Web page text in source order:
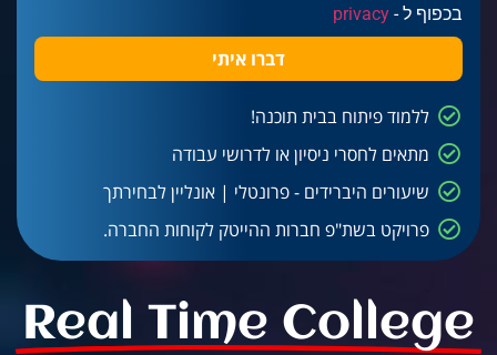
בכפוף ל - privacy
דברו איתי
ללמוד פיתוח בבית תוכנה!
מתאים לחסרי ניסיון או לדרושי עבודה
שיעורים היברידים - פרונטלי | אונליין לבחירתך
פרויקט בשת"פ חברות ההייטק לקוחות החברה.
Real Time College